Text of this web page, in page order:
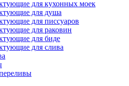
для кухонных моек
для душа
для писсуаров
для раковин
для биде
для слива